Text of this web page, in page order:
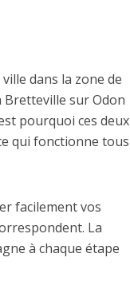
dans la zone de
Bretteville sur Odon
pourquoi ces deux
qui fonctionne tous
facilement vos
La
à chaque étape